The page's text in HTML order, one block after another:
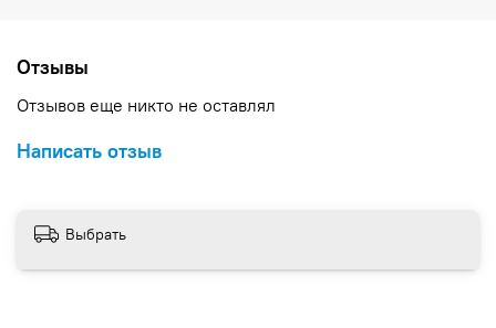
Отзывы
Отзывов еще никто не оставлял
Написать отзыв
Выбрать